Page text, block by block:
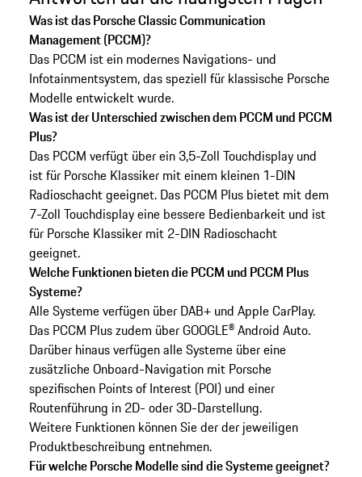
zurück
an
den
Anfang
der
Produktgalerie
Was ist das Porsche Classic Communication
Management (PCCM)?
Das PCCM ist ein modernes Navigations- und
Infotainmentsystem, das speziell für klassische Porsche
Modelle entwickelt wurde.
Was ist der Unterschied zwischen dem PCCM und PCCM
Plus?
Das PCCM verfügt über ein 3,5-Zoll Touchdisplay und
ist für Porsche Klassiker mit einem kleinen 1-DIN
Radioschacht geeignet. Das PCCM Plus bietet mit dem
7-Zoll Touchdisplay eine bessere Bedienbarkeit und ist
für Porsche Klassiker mit 2-DIN Radioschacht
geeignet.
Welche Funktionen bieten die PCCM und PCCM Plus
Systeme?
Alle Systeme verfügen über DAB+ und Apple CarPlay.
Das PCCM Plus zudem über GOOGLE® Android Auto.
Darüber hinaus verfügen alle Systeme über eine
zusätzliche Onboard-Navigation mit Porsche
spezifischen Points of Interest (POI) und einer
Routenführung in 2D- oder 3D-Darstellung.
Weitere Funktionen können Sie der der jeweiligen
Produktbeschreibung entnehmen.
Für welche Porsche Modelle sind die Systeme geeignet?